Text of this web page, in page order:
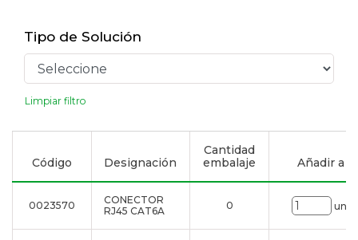
Tipo de Solución
Limpiar filtro
Código Designación
Cantidad
embalaje
Añadir a
0023570
CONECTOR
RJ45 CAT6A
0 uni.